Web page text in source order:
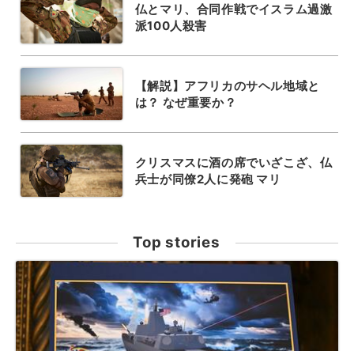
仏とマリ、合同作戦でイスラム過激
派100人殺害
【解説】アフリカのサヘル地域と
は？ なぜ重要か？
クリスマスに酒の席でいざこざ、仏
兵士が同僚2人に発砲 マリ
Top stories